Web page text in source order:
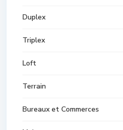
Duplex
Triplex
Loft
Terrain
Bureaux et Commerces